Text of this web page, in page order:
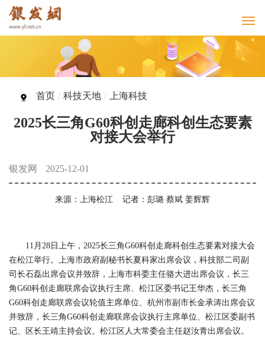
首页 / 科技天地 / 上海科技
2025长三角G60科创走廊科创生态要素
对接大会举行
银发网 2025-12-01
来源：上海松江 记者：彭璐 蔡斌 姜辉辉
11月28日上午，2025长三角G60科创走廊科创生态要素对接大会
在松江举行。上海市政府副秘书长夏科家出席会议，科技部二司副
司长石磊出席会议并致辞，上海市科委主任骆大进出席会议，长三
角G60科创走廊联席会议执行主席、松江区委书记王华杰，长三角
G60科创走廊联席会议轮值主席单位、杭州市副市长金承涛出席会议
并致辞，长三角G60科创走廊联席会议执行主席单位、松江区委副书
记、区长王靖主持会议。松江区人大常委会主任赵汝青出席会议。